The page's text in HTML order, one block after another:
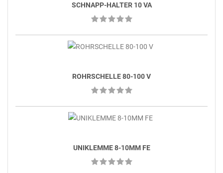
SCHNAPP-HALTER 10 VA
ROHRSCHELLE 80-100 V
UNIKLEMME 8-10MM FE